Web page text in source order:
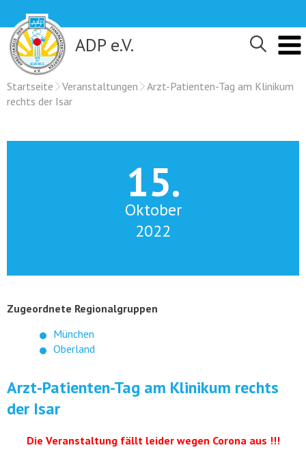
content
ADP e.V.
Startseite Veranstaltungen
Arzt-Patienten-Tag am Klinikum
rechts der Isar
15.
Oktober
2022
Zugeordnete Regionalgruppen
München
Oberland
Arzt-Patienten-Tag am Klinikum rechts
der Isar
Die Veranstaltung fällt leider wegen Corona aus !!!